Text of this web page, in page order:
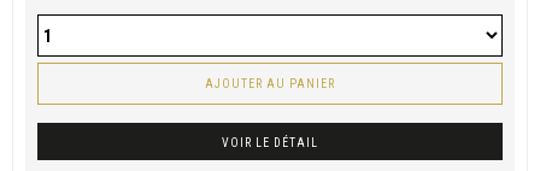
AJOUTER AU PANIER
VOIR LE DÉTAIL